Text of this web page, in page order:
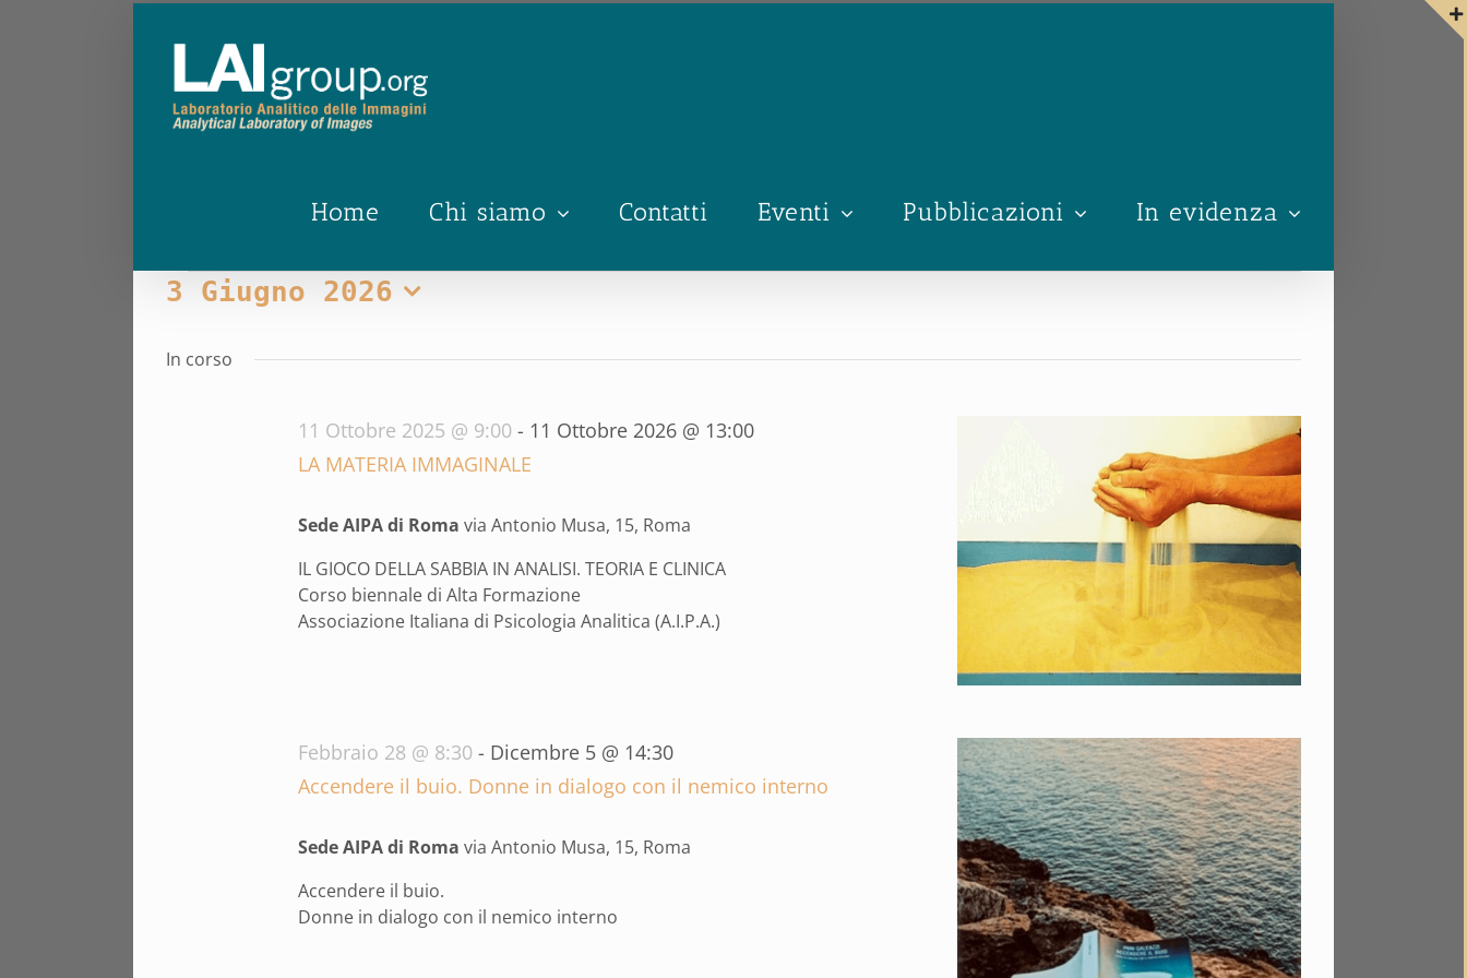
Home Chi siamo Contatti Eventi Pubblicazioni In evidenza
Eventi
for
Giugno
3 Giugno 2026
la
In corso
LA MATERIA IMMAGINALE
11 Ottobre 2025 @ 9:00- 11 Ottobre 2026 @ 13:00
Sede AIPA di Roma via Antonio Musa, 15, Roma
IL GIOCO DELLA SABBIA IN ANALISI. TEORIA E CLINICA
Corso biennale di Alta Formazione
Associazione Italiana di Psicologia Analitica (A.I.P.A.)
Accendere il buio. Donne in dialogo con il nemico interno
Febbraio 28 @ 8:30- Dicembre 5 @ 14:30
Sede AIPA di Roma via Antonio Musa, 15, Roma
Accendere il buio.
Donne in dialogo con il nemico interno